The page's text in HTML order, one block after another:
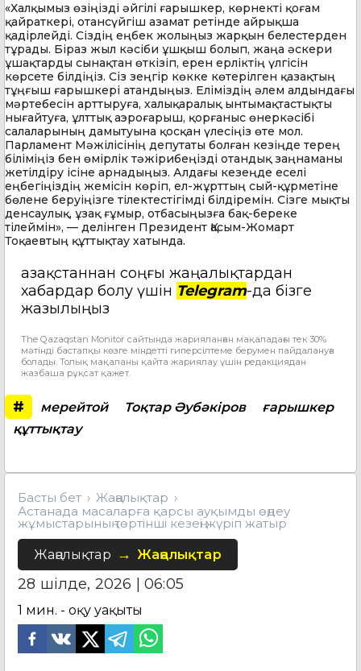
«Халқымыз өзіңізді әйгілі ғарышкер, көрнекті қоғам
қайраткері, отансүйгіш азамат ретінде айрықша
қадірлейді. Сіздің еңбек жолыңыз жарқын белестерден
тұрады. Біраз жыл кәсіби ұшқыш болып, жаңа әскери
ұшақтарды сынақтан өткізіп, ерен ерліктің үлгісін
көрсете білдіңіз. Сіз зеңгір көкке көтерілген қазақтың
тұңғыш ғарышкері атандыңыз. Еліміздің әлем алдындағы
мәртебесін арттыруға, халықаралық ынтымақтастықты
нығайтуға, ұлттық аэроғарыш, қорғаныс өнеркәсібі
салаларының дамытуына қосқан үлесіңіз өте мол.
Парламент Мәжілісінің депутаты болған кезіңде терең
біліміңіз бен өмірлік тәжірибеңізді отандық заңнаманы
жетілдіру ісіне арнадыңыз. Алдағы кезеңде еселі
еңбегіңіздің жемісін көріп, ел-жұрттың сый-құрметіне
бөлене беруіңізге тілектестігімді білдіремін. Сізге мықты
денсаулық, ұзақ ғұмыр, отбасыңызға бақ-береке
тілеймін», — делінген Президент Қасым-Жомарт
Тоқаевтың құттықтау хатында.
Қазақстаннан соңғы жаңалықтардан
хабардар болу үшін Telegram-да бізге
жазылыңыз
The Qazaqstan Monitor сайтында жарияланған мақаладағы тек 30%
мәтінді бастапқы көзге міндетті гиперсілтеме берумен пайдалануға
болады. Толық мақаланы қайта жариялау үшін редакциядан
жазбаша рұқсат қажет.
# мерейтой Тоқтар Әубәкіров
ғарышкер
құттықтау
Басты бет
Жаңалықтар
Астанада масаларға қарсы ауқымды өңдеу
жұмыстарының төртінші кезеңі жүріп жатыр
Жаңалықтар Жаңалықтар
28 шілде, 2026 | 06:05
1 мин. - оқу уақыты